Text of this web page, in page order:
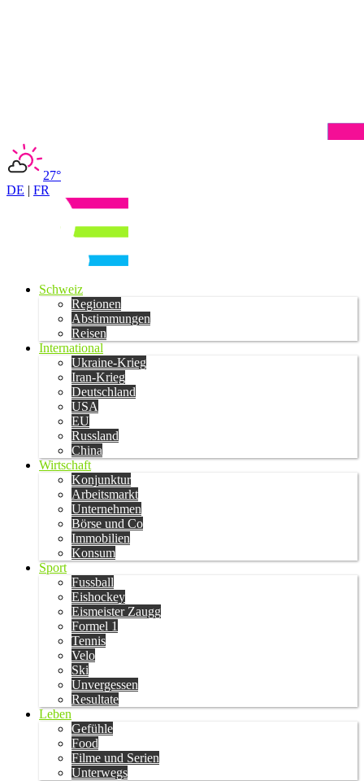
27°
DE | FR
Schweiz
Regionen
Abstimmungen
Reisen
International
Ukraine-Krieg
Iran-Krieg
Deutschland
USA
EU
Russland
China
Wirtschaft
Konjunktur
Arbeitsmarkt
Unternehmen
Börse und Co
Immobilien
Konsum
Sport
Fussball
Eishockey
Eismeister Zaugg
Formel 1
Tennis
Velo
Ski
Unvergessen
Resultate
Leben
Gefühle
Food
Filme und Serien
Unterwegs